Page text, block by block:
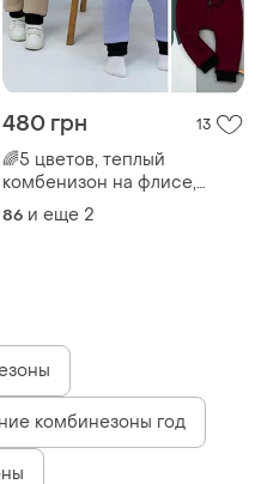
480 грн 13
🌈5 цветов, теплый
комбенизон на флисе,
теплый комбенизон на
флисе, зимний комбенизон
86 и еще 2
комбинезоны год